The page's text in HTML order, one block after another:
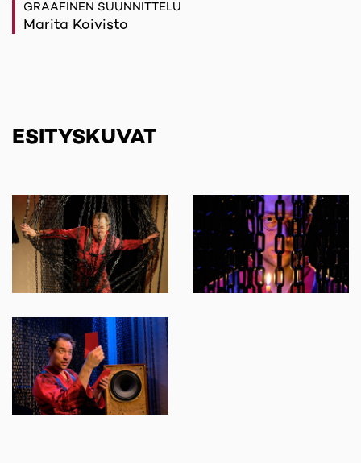
GRAAFINEN SUUNNITTELU
Marita Koivisto
ESITYSKUVAT